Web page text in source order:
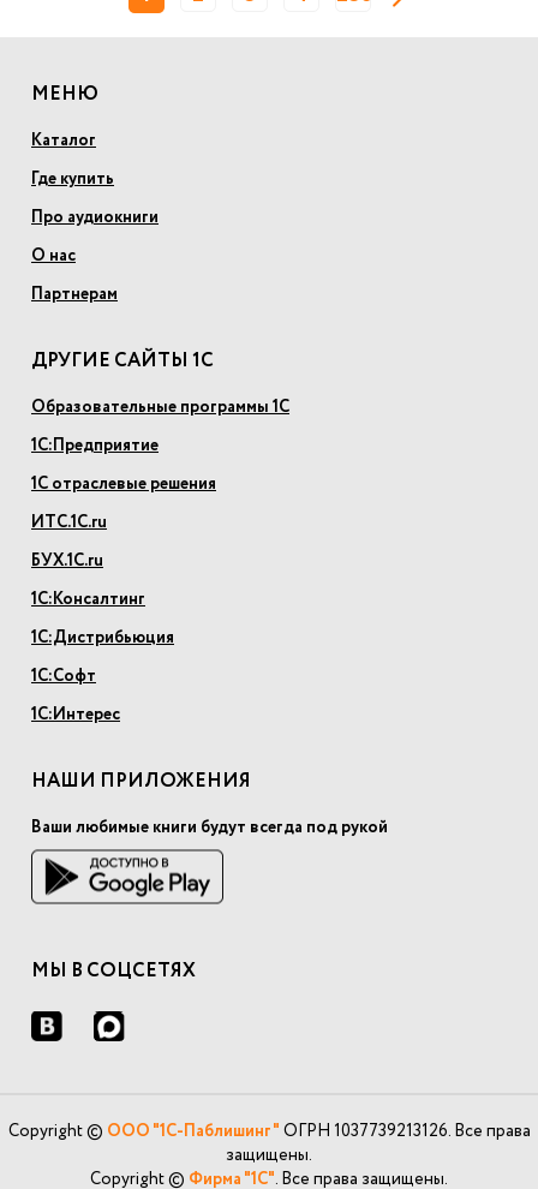
МЕНЮ
Каталог
Где купить
Про аудиокниги
О нас
Партнерам
ДРУГИЕ САЙТЫ 1С
Образовательные программы 1С
1С:Предприятие
1С отраслевые решения
ИТС.1С.ru
БУХ.1С.ru
1С:Консалтинг
1С:Дистрибьюция
1С:Софт
1С:Интерес
НАШИ ПРИЛОЖЕНИЯ
Ваши любимые книги будут всегда под рукой
МЫ В СОЦСЕТЯХ
Copyright © ООО "1С-Паблишинг" ОГРН 1037739213126. Все права
защищены.
Copyright © Фирма "1С". Все права защищены.